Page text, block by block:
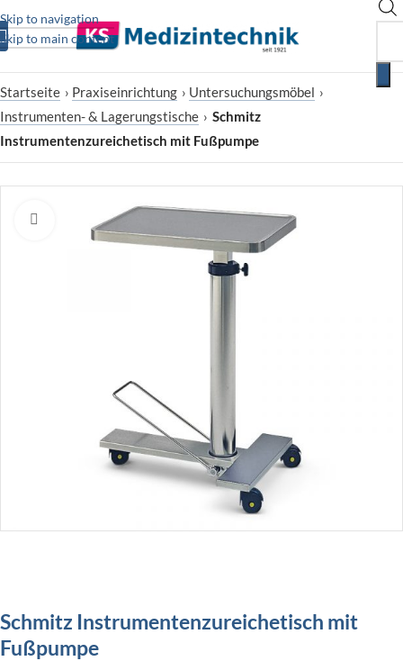
Skip to navigation
Skip to main content
Startseite › Praxiseinrichtung › Untersuchungsmöbel ›
Instrumenten- & Lagerungstische › Schmitz
Instrumentenzureichetisch mit Fußpumpe
Zum Vergrößern klicken
Schmitz Instrumentenzureichetisch mit
Fußpumpe